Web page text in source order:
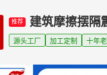
推荐 建筑摩擦摆隔
源头工厂 加工定制 十年